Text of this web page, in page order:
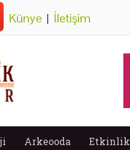
Künye | İletişim
Arkeooda Etkinlik